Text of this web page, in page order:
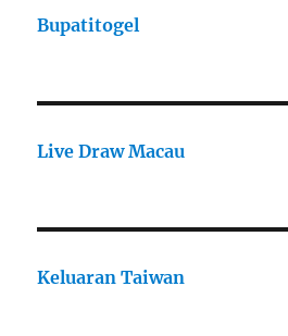
Bupatitogel
Live Draw Macau
Keluaran Taiwan